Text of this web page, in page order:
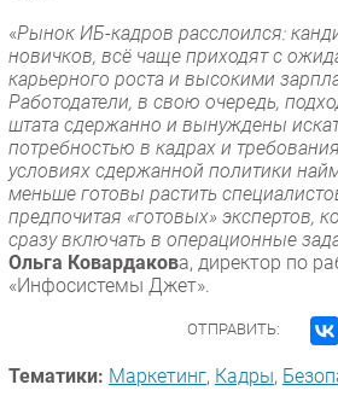
«Рынок ИБ-кадров расслоился:
новичков, всё чаще приходят с
карьерного роста и высокими
Работодатели, в свою очередь,
штата сдержанно и вынуждены
потребностью в кадрах и
условиях сдержанной политики
меньше готовы растить
предпочитая «готовых» экспертов,
сразу включать в операционные
Ольга Ковардакова, директор по
«Инфосистемы Джет».
ОТПРАВИТЬ:
Тематики: Маркетинг, Кадры,